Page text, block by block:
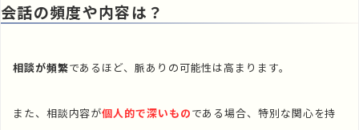
会話の頻度や内容は？
相談が頻繁であるほど、脈ありの可能性は高まります。
また、相談内容が個人的で深いものである場合、特別な関心を持